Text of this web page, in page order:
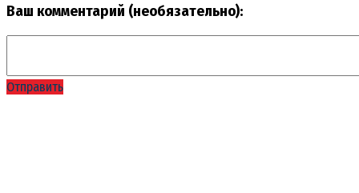
Ваш комментарий (необязательно):
Отправить